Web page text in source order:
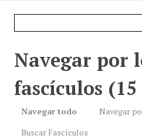
Navegar por
fascículos
Navegar todo
Navegar
Buscar Fascículos